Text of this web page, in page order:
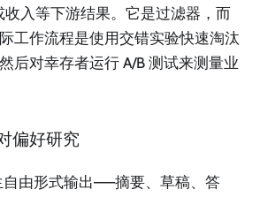
入等下游结果。它是过滤器，而
工作流程是使用交错实验快速淘汰
后对幸存者运行 A/B 测试来测量业
偏好研究
自由形式输出——摘要、草稿、答